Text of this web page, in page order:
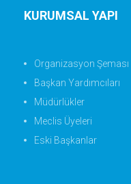
KURUMSAL YAPI
Organizasyon Şeması
Başkan Yardımcıları
Müdürlükler
Meclis Üyeleri
Eski Başkanlar